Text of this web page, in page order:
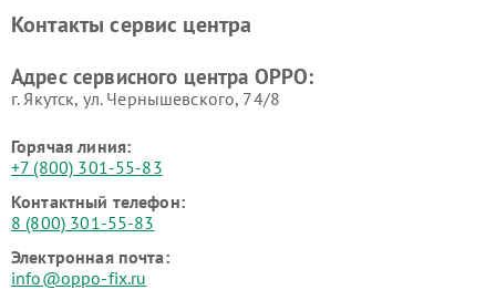
Контакты сервис центра
Адрес сервисного центра OPPO:
г. Якутск, ул. Чернышевского, 74/8
Горячая линия:
+7 (800) 301-55-83
Контактный телефон:
8 (800) 301-55-83
Электронная почта:
info@oppo-fix.ru